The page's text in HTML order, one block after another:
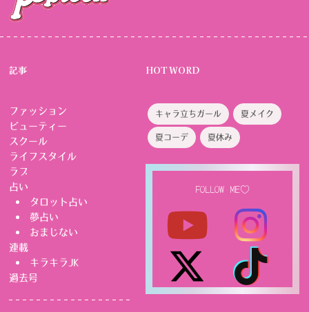
記事
ファッション
ビューティー
スクール
ライフスタイル
ラブ
占い
タロット占い
夢占い
おまじない
連載
キラキラJK
過去号
HOT WORD
キャラ立ちガール 夏メイク
夏コーデ 夏休み
FOLLOW ME♡